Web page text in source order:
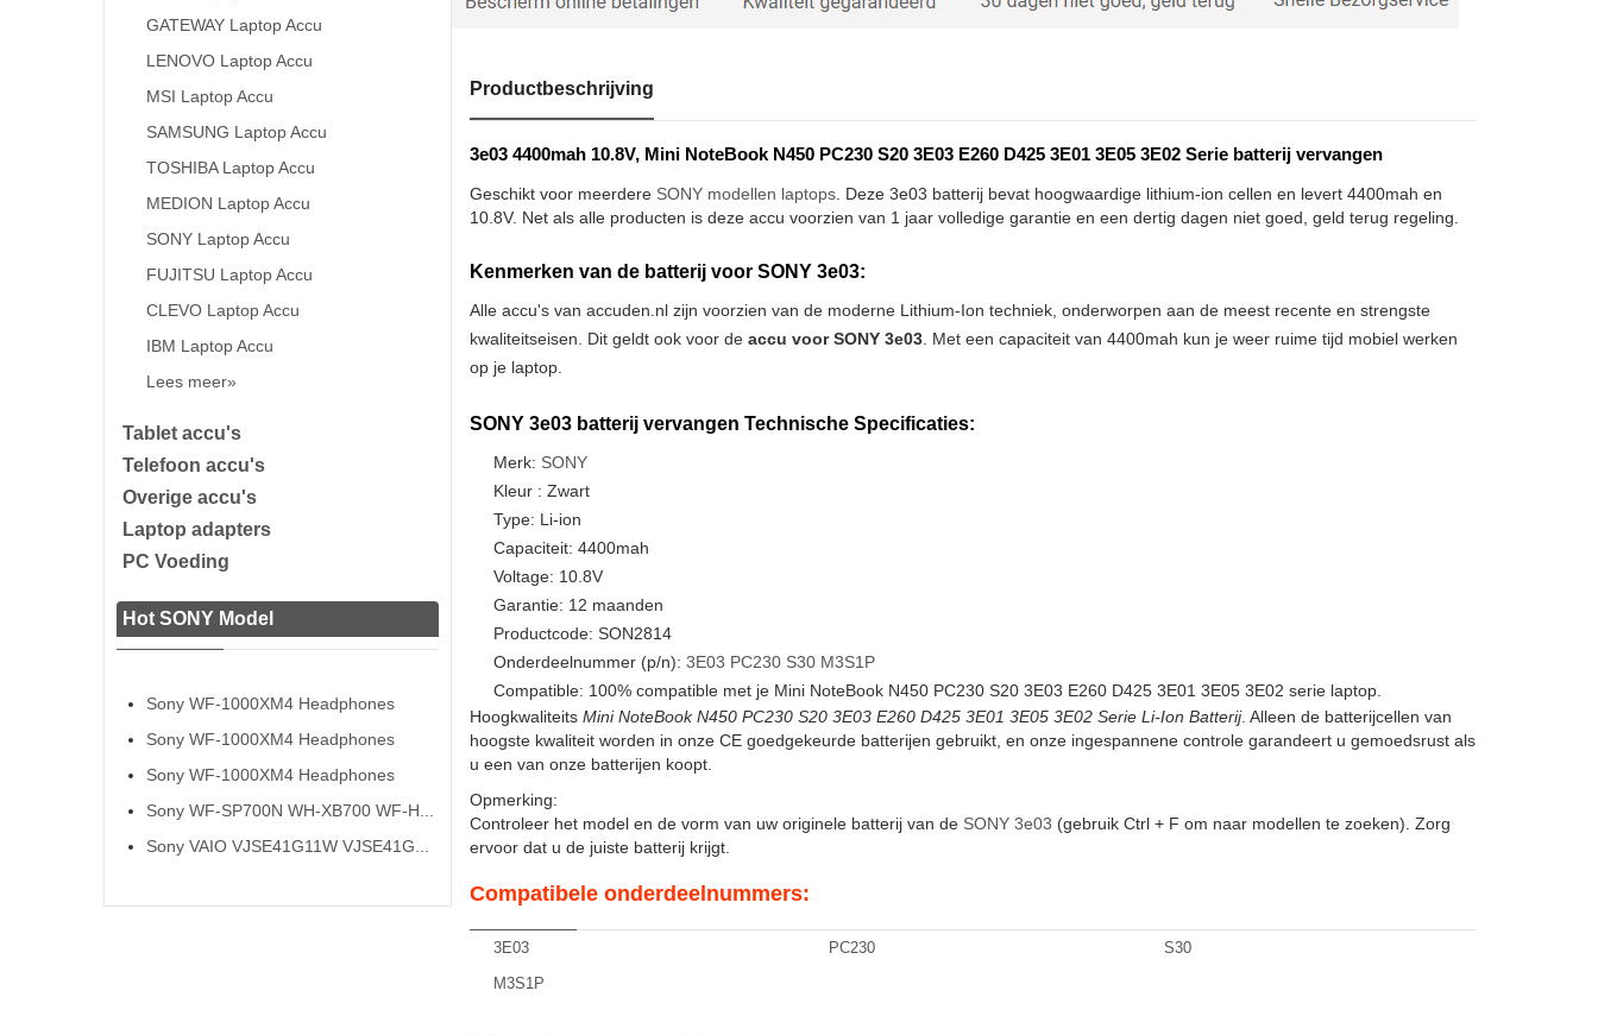
GATEWAY Laptop Accu
LENOVO Laptop Accu
MSI Laptop Accu
SAMSUNG Laptop Accu
TOSHIBA Laptop Accu
MEDION Laptop Accu
SONY Laptop Accu
FUJITSU Laptop Accu
CLEVO Laptop Accu
IBM Laptop Accu
Lees meer»
Tablet accu's
Telefoon accu's
Overige accu's
Laptop adapters
PC Voeding
Hot SONY Model
Sony WF-1000XM4 Headphones
Sony WF-1000XM4 Headphones
Sony WF-1000XM4 Headphones
Sony WF-SP700N WH-XB700 WF-H...
Sony VAIO VJSE41G11W VJSE41G...
Productbeschrijving
3e03 4400mah 10.8V, Mini NoteBook N450 PC230 S20 3E03 E260 D425 3E01 3E05 3E02 Serie batterij vervangen
Geschikt voor meerdere SONY modellen laptops. Deze 3e03 batterij bevat hoogwaardige lithium-ion cellen en levert 4400mah en
10.8V. Net als alle producten is deze accu voorzien van 1 jaar volledige garantie en een dertig dagen niet goed, geld terug regeling.
Kenmerken van de batterij voor SONY 3e03:
Alle accu's van accuden.nl zijn voorzien van de moderne Lithium-Ion techniek, onderworpen aan de meest recente en strengste
kwaliteitseisen. Dit geldt ook voor de accu voor SONY 3e03. Met een capaciteit van 4400mah kun je weer ruime tijd mobiel werken
op je laptop.
SONY 3e03 batterij vervangen Technische Specificaties:
Merk: SONY
Kleur : Zwart
Type: Li-ion
Capaciteit: 4400mah
Voltage: 10.8V
Garantie: 12 maanden
Productcode: SON2814
Onderdeelnummer (p/n): 3E03 PC230 S30 M3S1P
Compatible: 100% compatible met je Mini NoteBook N450 PC230 S20 3E03 E260 D425 3E01 3E05 3E02 serie laptop.
Hoogkwaliteits Mini NoteBook N450 PC230 S20 3E03 E260 D425 3E01 3E05 3E02 Serie Li-Ion Batterij. Alleen de batterijcellen van
hoogste kwaliteit worden in onze CE goedgekeurde batterijen gebruikt, en onze ingespannene controle garandeert u gemoedsrust als
u een van onze batterijen koopt.
Opmerking:
Controleer het model en de vorm van uw originele batterij van de SONY 3e03 (gebruik Ctrl + F om naar modellen te zoeken). Zorg
ervoor dat u de juiste batterij krijgt.
Compatibele onderdeelnummers:
3E03 PC230
S30
M3S1P